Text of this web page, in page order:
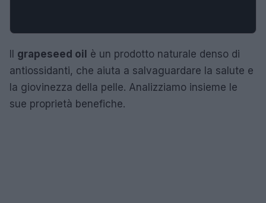
Il grapeseed oil è un prodotto naturale denso di
antiossidanti, che aiuta a salvaguardare la salute e
la giovinezza della pelle. Analizziamo insieme le
sue proprietà benefiche.